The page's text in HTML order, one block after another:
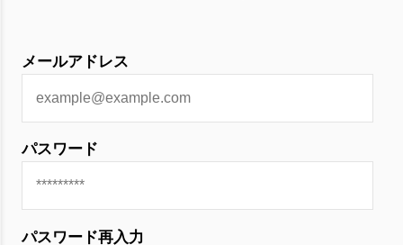
メールアドレス
パスワード
パスワード再入力